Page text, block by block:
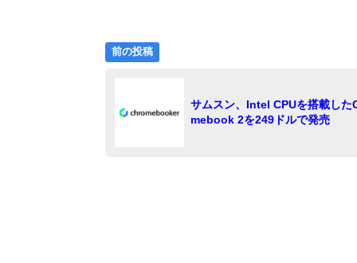
投
ナ
前の投稿
の
サムスン、Intel CPUを搭載した
mebook 2を249ドルで発売